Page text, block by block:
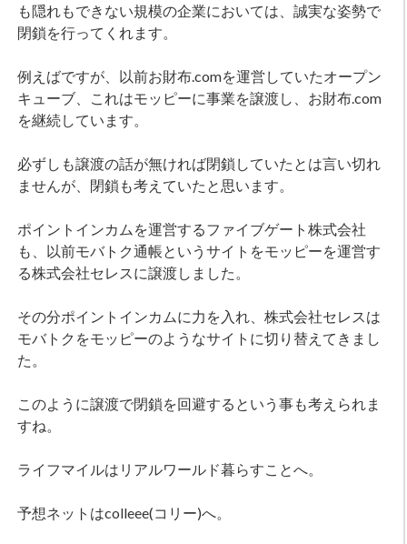
も隠れもできない規模の企業においては、誠実な姿勢で
閉鎖を行ってくれます。
例えばですが、以前お財布.comを運営していたオープン
キューブ、これはモッピーに事業を譲渡し、お財布.com
を継続しています。
必ずしも譲渡の話が無ければ閉鎖していたとは言い切れ
ませんが、閉鎖も考えていたと思います。
ポイントインカムを運営するファイブゲート株式会社
も、以前モバトク通帳というサイトをモッピーを運営す
る株式会社セレスに譲渡しました。
その分ポイントインカムに力を入れ、株式会社セレスは
モバトクをモッピーのようなサイトに切り替えてきまし
た。
このように譲渡で閉鎖を回避するという事も考えられま
すね。
ライフマイルはリアルワールド暮らすことへ。
予想ネットはcolleee(コリー)へ。